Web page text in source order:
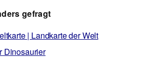
gefragt
| Landkarte der Welt
Dinosaurier